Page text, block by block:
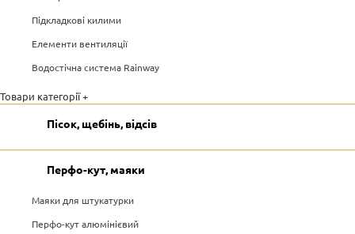
Підкладкові килими
Елементи вентиляції
Водостічна система Rainway
Товари категорії +
Пісок, щебінь, відсів
Перфо-кут, маяки
Маяки для штукатурки
Перфо-кут алюмінієвий